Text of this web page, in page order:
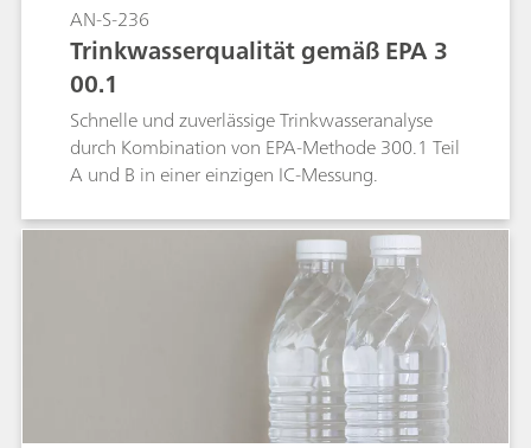
AN-S-236
Trinkwasserqualität gemäß EPA 3
00.1
Schnelle und zuverlässige Trinkwasseranalyse
durch Kombination von EPA‑Methode 300.1 Teil
A und B in einer einzigen IC‑Messung.